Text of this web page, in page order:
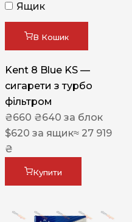
Ящик
В Кошик
Kent 8 Blue KS —
сигарети з турбо
фільтром
₴660 ₴640 за блок
$620 за ящик≈ 27 919
₴
Купити